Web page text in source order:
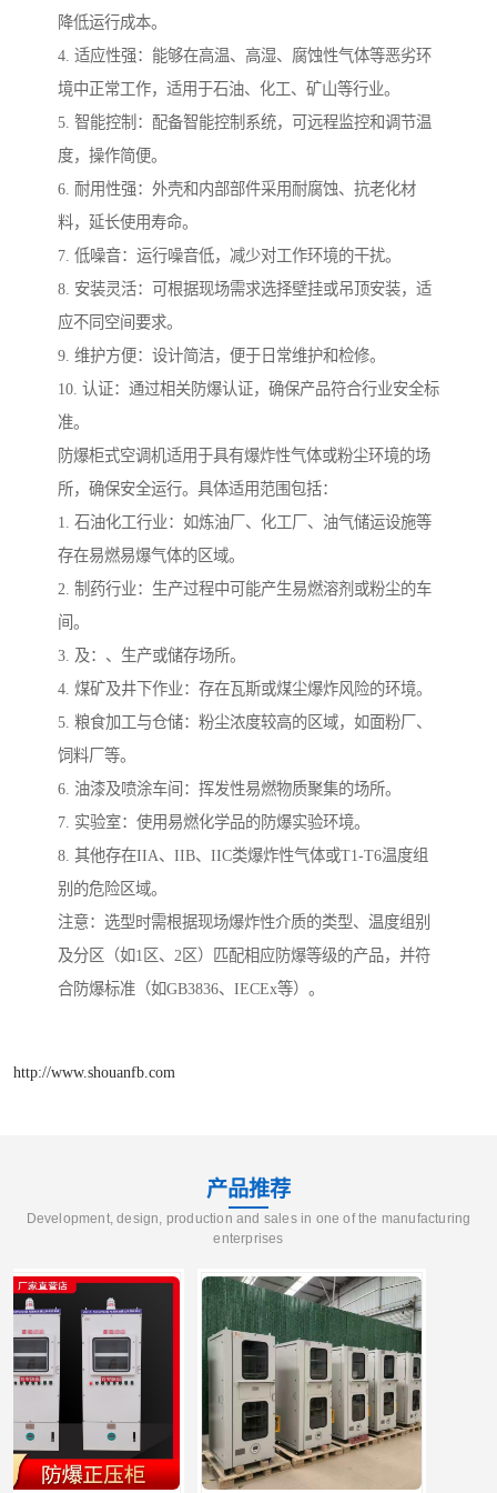
降低运行成本。
4. 适应性强：能够在高温、高湿、腐蚀性气体等恶劣环
境中正常工作，适用于石油、化工、矿山等行业。
5. 智能控制：配备智能控制系统，可远程监控和调节温
度，操作简便。
6. 耐用性强：外壳和内部部件采用耐腐蚀、抗老化材
料，延长使用寿命。
7. 低噪音：运行噪音低，减少对工作环境的干扰。
8. 安装灵活：可根据现场需求选择壁挂或吊顶安装，适
应不同空间要求。
9. 维护方便：设计简洁，便于日常维护和检修。
10. 认证：通过相关防爆认证，确保产品符合行业安全标
准。
防爆柜式空调机适用于具有爆炸性气体或粉尘环境的场
所，确保安全运行。具体适用范围包括：
1. 石油化工行业：如炼油厂、化工厂、油气储运设施等
存在易燃易爆气体的区域。
2. 制药行业：生产过程中可能产生易燃溶剂或粉尘的车
间。
3. 及：、生产或储存场所。
4. 煤矿及井下作业：存在瓦斯或煤尘爆炸风险的环境。
5. 粮食加工与仓储：粉尘浓度较高的区域，如面粉厂、
饲料厂等。
6. 油漆及喷涂车间：挥发性易燃物质聚集的场所。
7. 实验室：使用易燃化学品的防爆实验环境。
8. 其他存在IIA、IIB、IIC类爆炸性气体或T1-T6温度组
别的危险区域。
注意：选型时需根据现场爆炸性介质的类型、温度组别
及分区（如1区、2区）匹配相应防爆等级的产品，并符
合防爆标准（如GB3836、IECEx等）。
http://www.shouanfb.com
产品推荐
Development, design, production and sales in one of the manufacturing
enterprises